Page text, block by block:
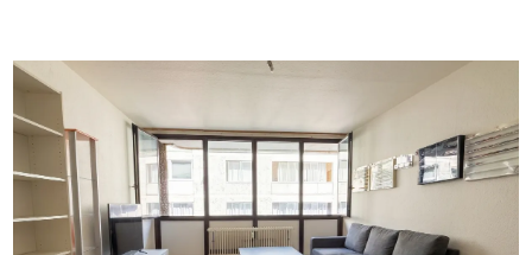
praktischen Diele, welche ausreichend Platz für eine […]